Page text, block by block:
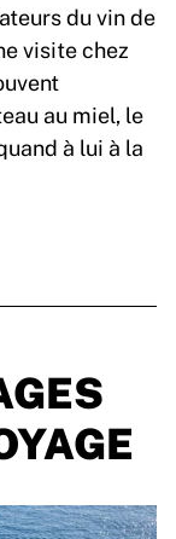
du vin de
visite chez
au miel, le
à lui à la